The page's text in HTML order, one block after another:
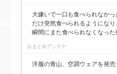
大嫌いで一口も食べられなか
だけ突然食べられるようにな
瞬間にまた食べられなくなった
おまとめアンテナ
洋服の青山、空調ウェアを発売